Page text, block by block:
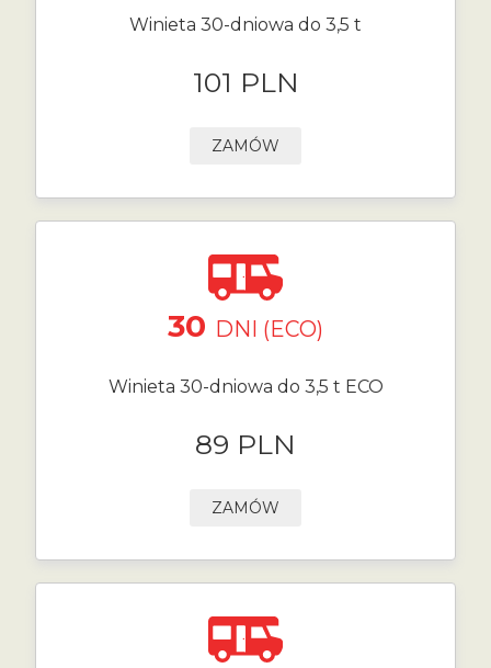
Winieta 30-dniowa do 3,5 t
101 PLN
ZAMÓW
30 DNI (ECO)
Winieta 30-dniowa do 3,5 t ECO
89 PLN
ZAMÓW